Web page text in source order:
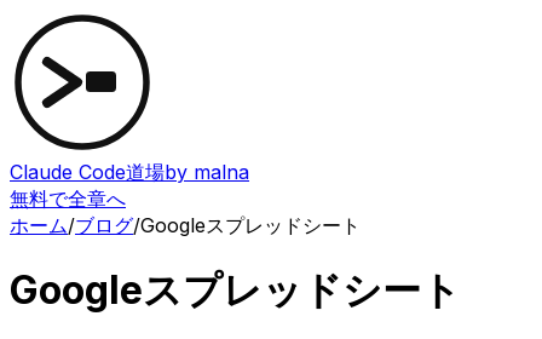
Claude Code道場by malna
無料で全章へ
ホーム/ブログ/Googleスプレッドシート
Googleスプレッドシート